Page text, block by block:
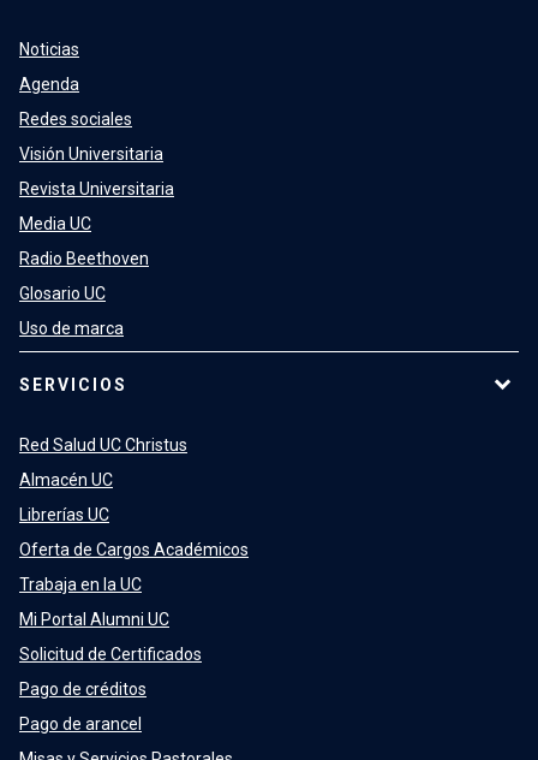
Noticias
Agenda
Redes sociales
Visión Universitaria
Revista Universitaria
Media UC
Radio Beethoven
Glosario UC
Uso de marca
SERVICIOS
Red Salud UC Christus
Almacén UC
Librerías UC
Oferta de Cargos Académicos
Trabaja en la UC
Mi Portal Alumni UC
Solicitud de Certificados
Pago de créditos
Pago de arancel